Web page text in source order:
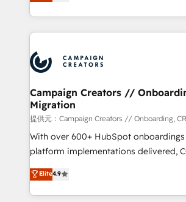
implement HubSpot effectively and
record of business transformation, our
approach has helped brands dominate
from Strategy to Operations. We
onboarding and implementation, web
extensive experience working with
and manufacturers since 2002, we
empowering our clients and
autonomy. Get to grips with HubSpot
guided implementation and seamless
the CRM platform into your digital
you like support in deploying your
to your needs and sales objectives.
certifications, we are part of the most
Campaign Creators //
Migration
提供元：Campaign Creators // Onboarding,
With over 600+ HubSpot
platform implementations delivered,
Elite Solutions Partner for businesses
migrate, replatform, and scale smarter.
in high-impact CRM and CMS
Elite4.9